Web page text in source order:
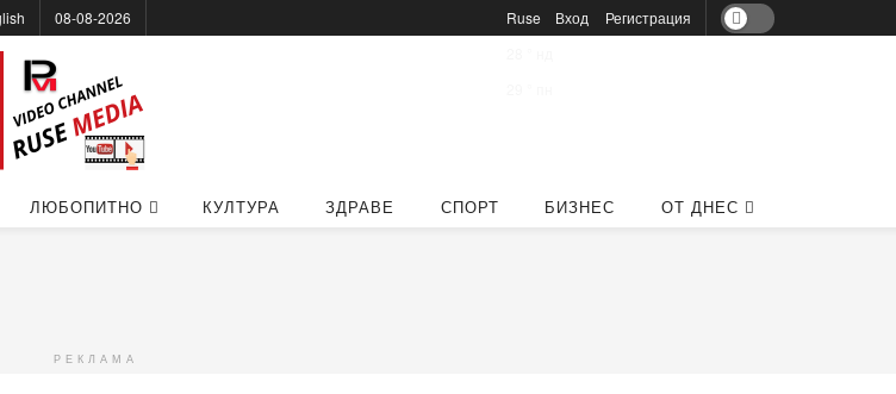
08-08-2026
Ruse
Вход Регистрация
ЛЮБОПИТНО КУЛТУРА ЗДРАВЕ СПОРТ БИЗНЕС ОТ ДНЕС
РЕКЛАМА